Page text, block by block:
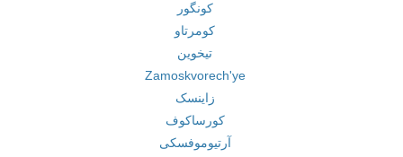
کونگور
کومرتاو
تیخوین
Zamoskvorech'ye
زاینسک
کورساکوف
آرتیوموفسکی